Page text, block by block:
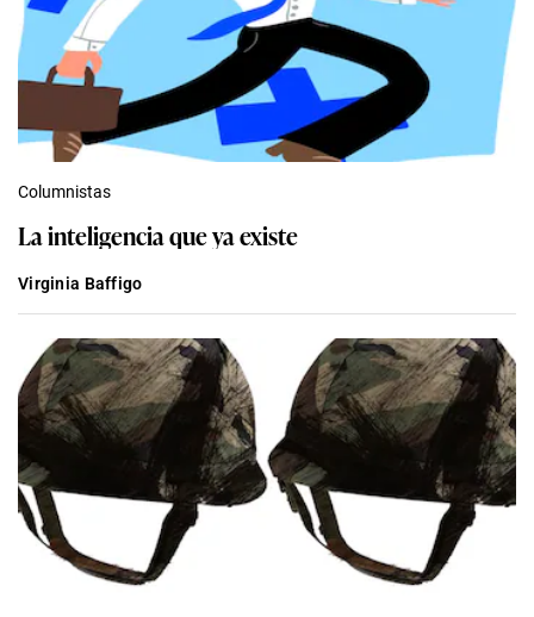
Columnistas
La inteligencia que ya existe
Virginia Baffigo